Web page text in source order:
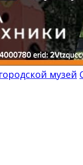
городской музей